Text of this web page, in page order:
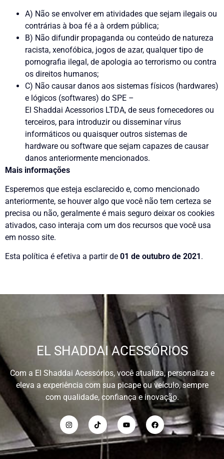
A) Não se envolver em atividades que sejam ilegais ou
contrárias à boa fé a à ordem pública;
B) Não difundir propaganda ou conteúdo de natureza
racista, xenofóbica, jogos de azar, qualquer tipo de
pornografia ilegal, de apologia ao terrorismo ou contra
os direitos humanos;
C) Não causar danos aos sistemas físicos (hardwares)
e lógicos (softwares) do SPE –
El Shaddai Acessorios LTDA, de seus fornecedores ou
terceiros, para introduzir ou disseminar vírus
informáticos ou quaisquer outros sistemas de
hardware ou software que sejam capazes de causar
danos anteriormente mencionados.
Mais informações
Esperemos que esteja esclarecido e, como mencionado
anteriormente, se houver algo que você não tem certeza se
precisa ou não, geralmente é mais seguro deixar os cookies
ativados, caso interaja com um dos recursos que você usa
em nosso site.
Esta política é efetiva a partir de 01 de outubro de 2021 .
EL SHADDAI ACESSÓRIOS
Com a El Shaddai Acessórios, você atualiza, personaliza e
eleva a experiência com sua picape ou veículo, sempre
com qualidade, confiança e inovação.